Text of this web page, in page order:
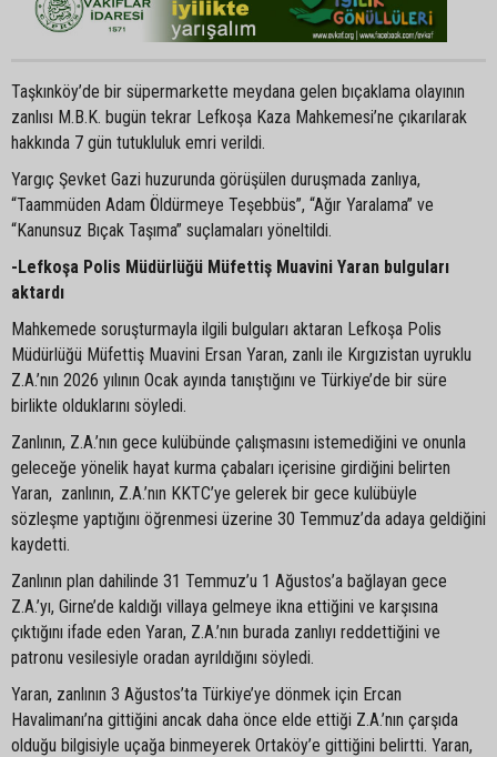
Taşkınköy’de bir süpermarkette meydana gelen bıçaklama olayının
zanlısı M.B.K. bugün tekrar Lefkoşa Kaza Mahkemesi’ne çıkarılarak
hakkında 7 gün tutukluluk emri verildi.
Yargıç Şevket Gazi huzurunda görüşülen duruşmada zanlıya,
“Taammüden Adam Öldürmeye Teşebbüs”, “Ağır Yaralama” ve
“Kanunsuz Bıçak Taşıma” suçlamaları yöneltildi.
-Lefkoşa Polis Müdürlüğü Müfettiş Muavini Yaran bulguları
aktardı
Mahkemede soruşturmayla ilgili bulguları aktaran Lefkoşa Polis
Müdürlüğü Müfettiş Muavini Ersan Yaran, zanlı ile Kırgızistan uyruklu
Z.A.’nın 2026 yılının Ocak ayında tanıştığını ve Türkiye’de bir süre
birlikte olduklarını söyledi.
Zanlının, Z.A.’nın gece kulübünde çalışmasını istemediğini ve onunla
geleceğe yönelik hayat kurma çabaları içerisine girdiğini belirten
Yaran, zanlının, Z.A.’nın KKTC’ye gelerek bir gece kulübüyle
sözleşme yaptığını öğrenmesi üzerine 30 Temmuz’da adaya geldiğini
kaydetti.
Zanlının plan dahilinde 31 Temmuz’u 1 Ağustos’a bağlayan gece
Z.A.’yı, Girne’de kaldığı villaya gelmeye ikna ettiğini ve karşısına
çıktığını ifade eden Yaran, Z.A.’nın burada zanlıyı reddettiğini ve
patronu vesilesiyle oradan ayrıldığını söyledi.
Yaran, zanlının 3 Ağustos’ta Türkiye’ye dönmek için Ercan
Havalimanı’na gittiğini ancak daha önce elde ettiği Z.A.’nın çarşıda
olduğu bilgisiyle uçağa binmeyerek Ortaköy’e gittiğini belirtti. Yaran,